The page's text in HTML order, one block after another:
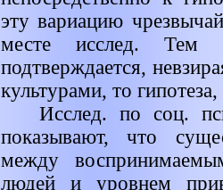
эту вариацию
месте исслед. Тем
подтверждается,
культурами, то
Исслед. по соц.
показывают, что
между
людей и уровнем